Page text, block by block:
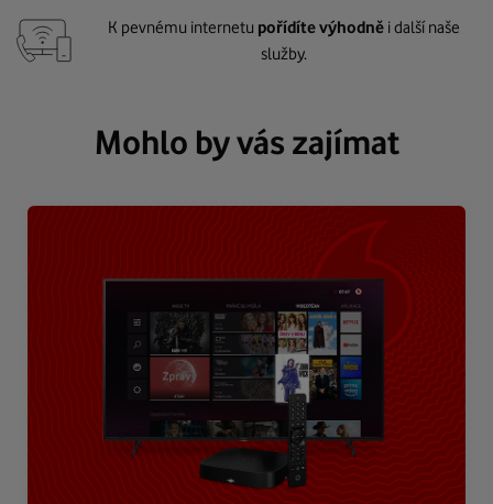
K pevnému internetu pořídíte výhodně i další naše
služby.
Mohlo by vás zajímat